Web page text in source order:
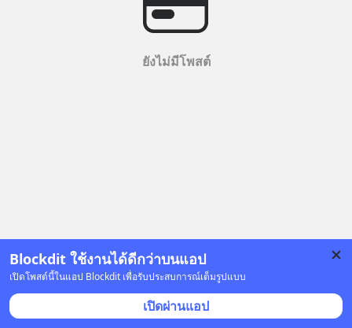
Blockdit ใช้งานได้ดีกว่าบนแอป
เปิดโพสต์นี้ในแอป Blockdit เพื่อรับประสบการณ์เต็มรูปแบบ
เปิดผ่านแอป
ยังไม่มีโพสต์